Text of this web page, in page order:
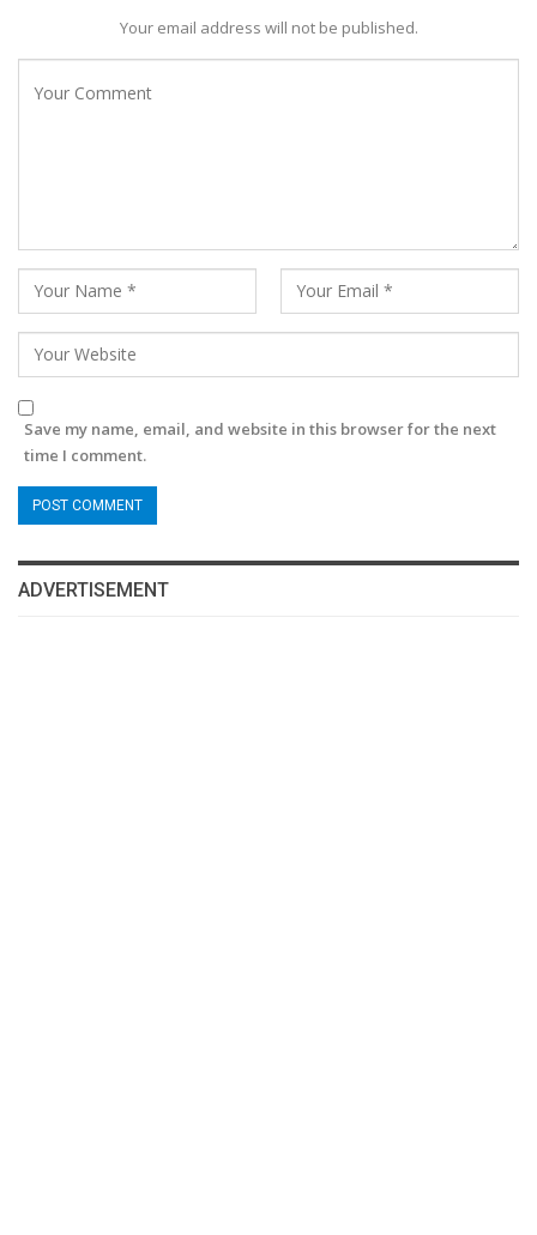
Your email address will not be published.
Save my name, email, and website in this browser for the next
time I comment.
ADVERTISEMENT